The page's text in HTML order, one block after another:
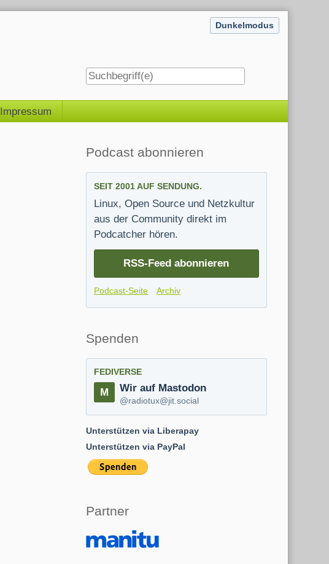
Dunkelmodus
Impressum
Seitenleiste
Podcast abonnieren
SEIT 2001 AUF SENDUNG.
Linux, Open Source und Netzkultur
aus der Community direkt im
Podcatcher hören.
RSS-Feed abonnieren
Podcast-Seite Archiv
Spenden
FEDIVERSE
Wir auf Mastodon
@radiotux@jit.social
Unterstützen via Liberapay
Unterstützen via PayPal
Partner